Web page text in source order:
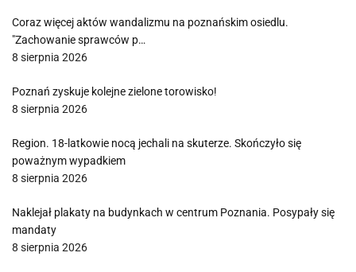
Coraz więcej aktów wandalizmu na poznańskim osiedlu.
"Zachowanie sprawców p…
8 sierpnia 2026
Poznań zyskuje kolejne zielone torowisko!
8 sierpnia 2026
Region. 18-latkowie nocą jechali na skuterze. Skończyło się
poważnym wypadkiem
8 sierpnia 2026
Naklejał plakaty na budynkach w centrum Poznania. Posypały się
mandaty
8 sierpnia 2026